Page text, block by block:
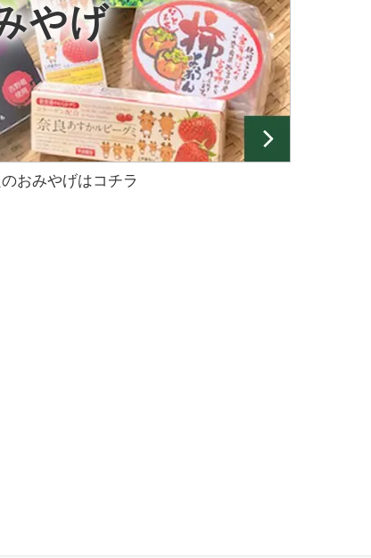
やげ
おみやげはコチラ